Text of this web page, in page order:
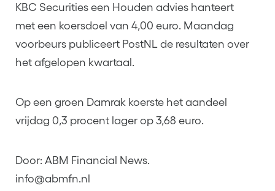
KBC Securities een Houden advies hanteert
met een koersdoel van 4,00 euro. Maandag
voorbeurs publiceert PostNL de resultaten over
het afgelopen kwartaal.
Op een groen Damrak koerste het aandeel
vrijdag 0,3 procent lager op 3,68 euro.
Door: ABM Financial News.
info@abmfn.nl